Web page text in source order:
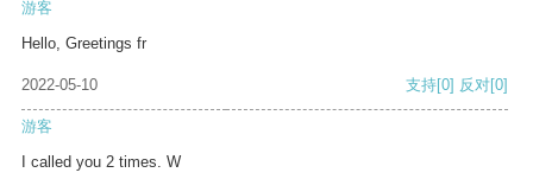
游客
Hello, Greetings fr
2022-05-10 支持[0] 反对[0]
游客
I called you 2 times. W